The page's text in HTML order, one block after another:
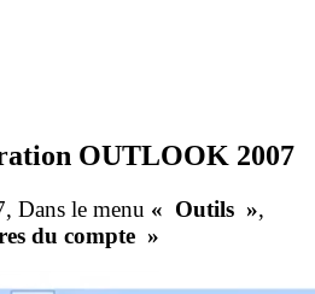
OUTLOOK 2007
Dans le menu « ​Outils ​»,
du compte ​»